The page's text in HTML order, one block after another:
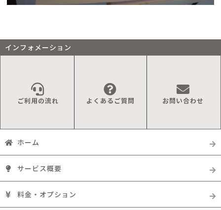
インフォメーション
ご利用の流れ よくあるご質問 お問い合わせ
ホーム
サービス概要
料金・オプション